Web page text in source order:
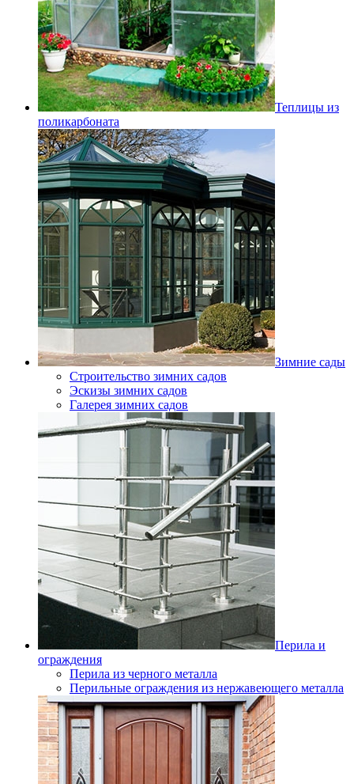
Теплицы из
поликарбоната
Зимние сады
Строительство зимних садов
Эскизы зимних садов
Галерея зимних садов
Перила и
ограждения
Перила из черного металла
Перильные ограждения из нержавеющего металла